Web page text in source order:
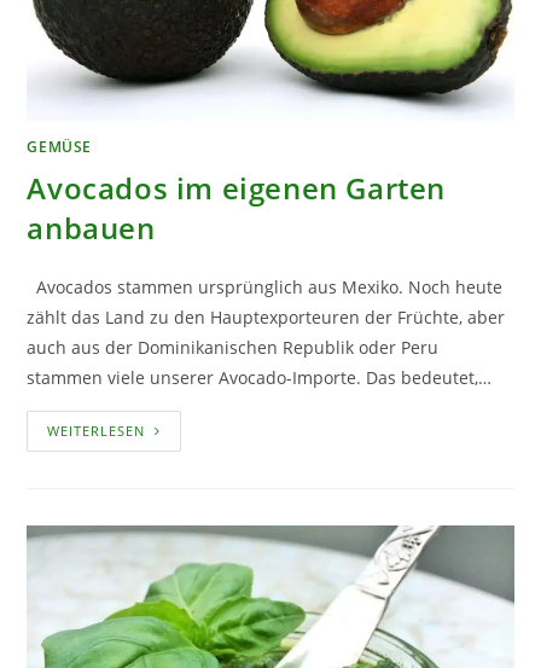
GEMÜSE
Avocados im eigenen Garten
anbauen
Avocados stammen ursprünglich aus Mexiko. Noch heute
zählt das Land zu den Hauptexporteuren der Früchte, aber
auch aus der Dominikanischen Republik oder Peru
stammen viele unserer Avocado-Importe. Das bedeutet,…
WEITERLESEN AVOCADOS
IM